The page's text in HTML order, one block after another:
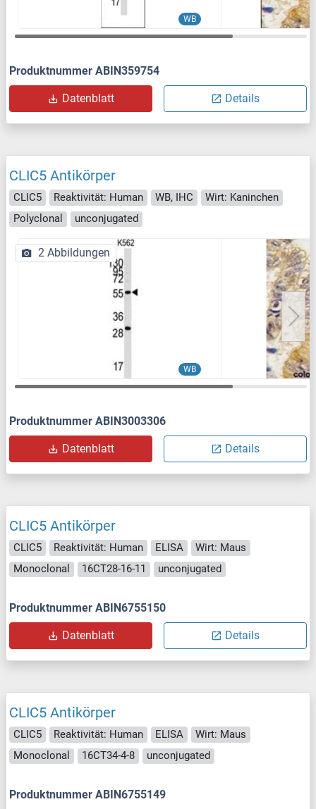
WB
Produktnummer ABIN359754
Datenblatt Details
CLIC5 Antikörper
CLIC5 Reaktivität: Human WB, IHC
Wirt: Kaninchen
Polyclonal
unconjugated
WB
2 Abbildungen
Produktnummer ABIN3003306
Datenblatt Details
CLIC5 Antikörper
CLIC5 Reaktivität: Human ELISA
Wirt: Maus
Monoclonal
16CT28-16-11 unconjugated
Produktnummer ABIN6755150
Datenblatt Details
CLIC5 Antikörper
CLIC5 Reaktivität: Human ELISA
Wirt: Maus
Monoclonal
16CT34-4-8 unconjugated
Produktnummer ABIN6755149